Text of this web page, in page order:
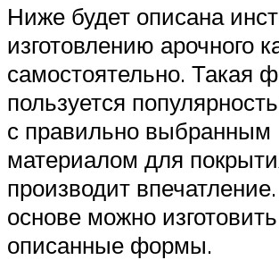
Ниже будет описана
изготовлению арочного
самостоятельно. Такая
пользуется
с правильно выбранным
материалом для
производит
основе можно
описанные формы.